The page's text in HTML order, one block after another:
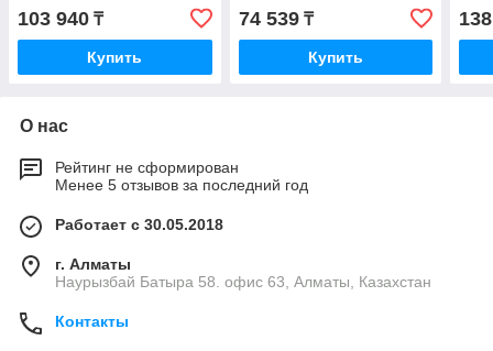
103 940 ₸
Купить
74 539₸
Купить
О нас
Рейтинг не сформирован
Менее 5 отзывов за последний год
Работает с 30.05.2018
г. Алматы
Наурызбай Батыра 58. офис 63, Алматы, Казахстан
Контакты